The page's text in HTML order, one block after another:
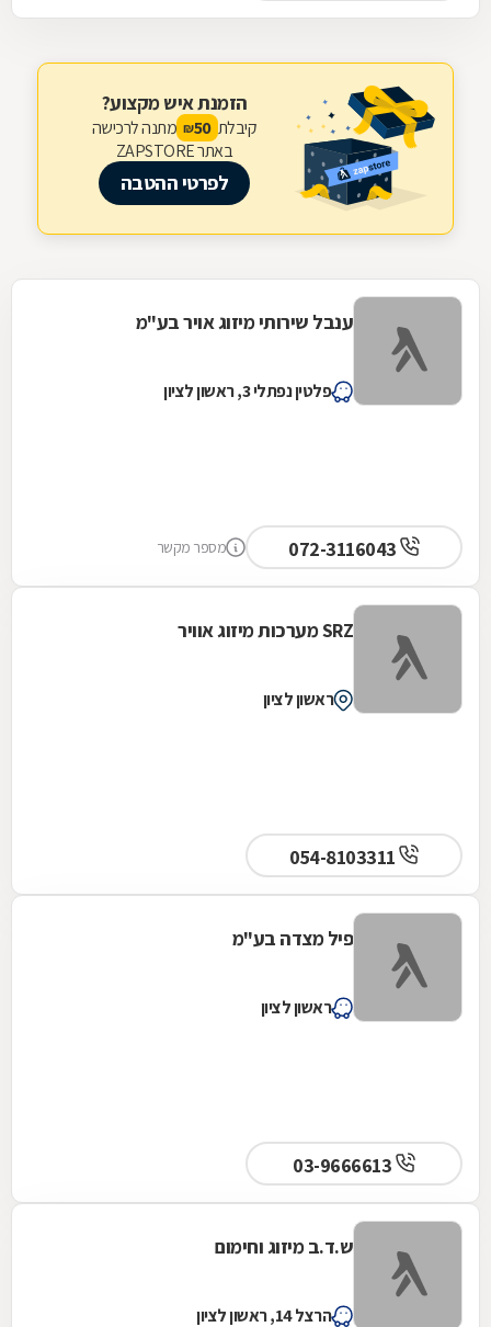
הזמנת איש מקצוע?
קיבלת 50
₪ מתנה לרכישה
באתר ZAPSTORE
לפרטי ההטבה
ענבל שירותי מיזוג אויר בע"מ
פלטין נפתלי 3, ראשון לציון
מספר מקשר
SRZ מערכות מיזוג אוויר
ראשון לציון
פיל מצדה בע"מ
ראשון לציון
ש.ד.ב מיזוג וחימום
הרצל 14, ראשון לציון